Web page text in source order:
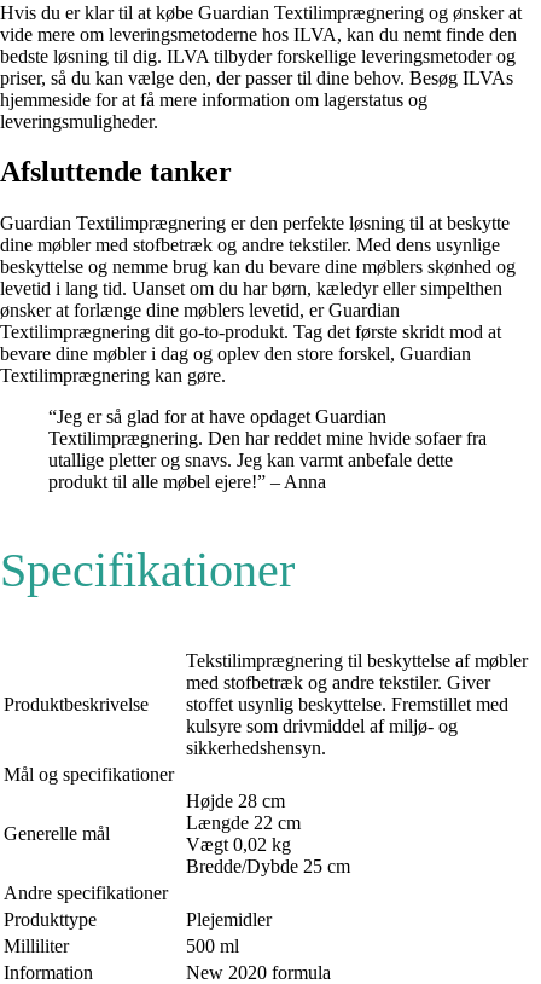
Hvis du er klar til at købe Guardian Textilimprægnering og ønsker at
vide mere om leveringsmetoderne hos ILVA, kan du nemt finde den
bedste løsning til dig. ILVA tilbyder forskellige leveringsmetoder og
priser, så du kan vælge den, der passer til dine behov. Besøg ILVAs
hjemmeside for at få mere information om lagerstatus og
leveringsmuligheder.
Afsluttende tanker
Guardian Textilimprægnering er den perfekte løsning til at beskytte
dine møbler med stofbetræk og andre tekstiler. Med dens usynlige
beskyttelse og nemme brug kan du bevare dine møblers skønhed og
levetid i lang tid. Uanset om du har børn, kæledyr eller simpelthen
ønsker at forlænge dine møblers levetid, er Guardian
Textilimprægnering dit go-to-produkt. Tag det første skridt mod at
bevare dine møbler i dag og oplev den store forskel, Guardian
Textilimprægnering kan gøre.
“Jeg er så glad for at have opdaget Guardian
Textilimprægnering. Den har reddet mine hvide sofaer fra
utallige pletter og snavs. Jeg kan varmt anbefale dette
produkt til alle møbel ejere!” – Anna
Specifikationer
Produktbeskrivelse
Tekstilimprægnering til beskyttelse af møbler
med stofbetræk og andre tekstiler. Giver
stoffet usynlig beskyttelse. Fremstillet med
kulsyre som drivmiddel af miljø- og
sikkerhedshensyn.
Mål og specifikationer
Generelle mål
Højde 28 cm
Længde 22 cm
Vægt 0,02 kg
Bredde/Dybde 25 cm
Andre specifikationer
Produkttype
Plejemidler
Milliliter
500 ml
Information
New 2020 formula